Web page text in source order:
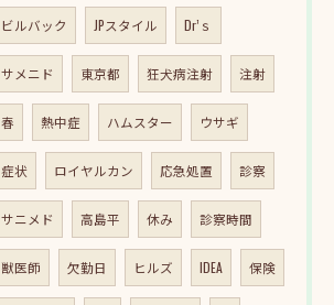
ビルバック JPスタイル Dr’ｓ
サメニド 東京都 狂犬病注射 注射
春 熱中症 ハムスター ウサギ
症状 ロイヤルカン 応急処置 診察
サニメド 高島平 休み 診察時間
獣医師 欠勤日 ヒルズ IDEA 保険